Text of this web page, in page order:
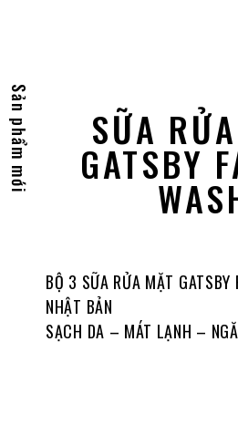
Sản phẩm mới SỮA
GATSBY
BỘ 3 SỮA RỬA MẶT GATSBY
NHẬT BẢN
SẠCH DA – MÁT LẠNH –